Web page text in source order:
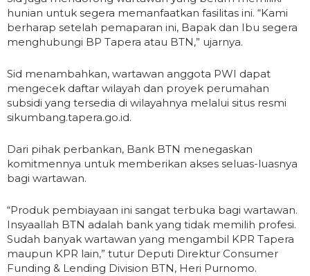
hunian untuk segera memanfaatkan fasilitas ini. “Kami
berharap setelah pemaparan ini, Bapak dan Ibu segera
menghubungi BP Tapera atau BTN,” ujarnya.
Sid menambahkan, wartawan anggota PWI dapat
mengecek daftar wilayah dan proyek perumahan
subsidi yang tersedia di wilayahnya melalui situs resmi
sikumbang.tapera.go.id.
Dari pihak perbankan, Bank BTN menegaskan
komitmennya untuk memberikan akses seluas-luasnya
bagi wartawan.
“Produk pembiayaan ini sangat terbuka bagi wartawan.
Insyaallah BTN adalah bank yang tidak memilih profesi.
Sudah banyak wartawan yang mengambil KPR Tapera
maupun KPR lain,” tutur Deputi Direktur Consumer
Funding & Lending Division BTN, Heri Purnomo.